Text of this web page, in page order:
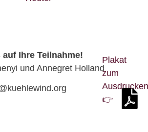
Ihre Teilnahme!
und Annegret Holland
Plakat
zum
Ausdrucken
👉